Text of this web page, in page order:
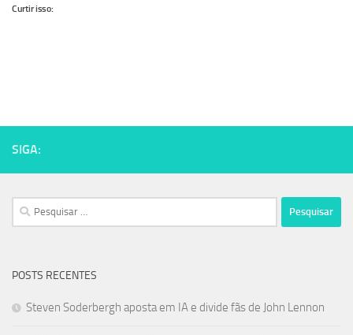
Curtir isso:
SIGA:
Pesquisar
por:
POSTS RECENTES
Steven Soderbergh aposta em IA e divide fãs de John Lennon